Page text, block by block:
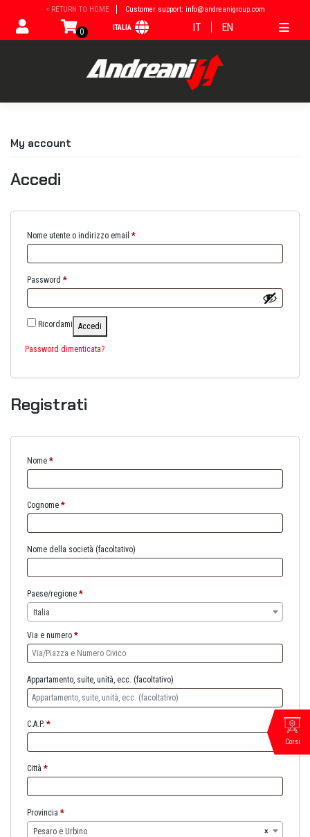
contenuto
< RETURN TO HOME Customer support: info@andreanigroup.com
0 ITALIA IT EN
My account
Accedi
Nome utente o indirizzo email *
Password *
Ricordami Accedi
Password dimenticata?
Registrati
Nome *
Cognome *
Nome della società (facoltativo)
Paese/regione *
Italia
Via e numero *
Appartamento, suite, unità, ecc. (facoltativo)
C.A.P. *
Città *
Provincia *
×
Pesaro e Urbino
Corsi